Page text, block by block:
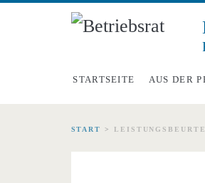
STARTSEITE AUS DER
START >